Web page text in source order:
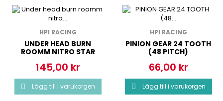
HPI RACING
UNDER HEAD BURN
ROOMM NITRO STAR
Pris
145,00 kr
 Lägg till i varukorgen
HPI RACING
PINION GEAR 24 TOOTH
(48 PITCH)
Pris
66,00 kr
 Lägg till i varukorgen